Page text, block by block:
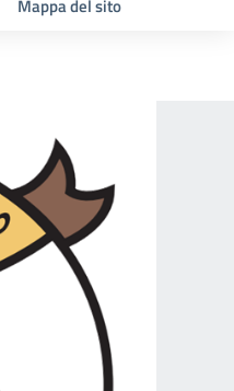
Mappa del sito